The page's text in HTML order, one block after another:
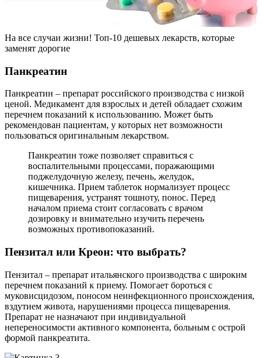
На все случаи жизни! Топ-10 дешевых лекарств, которые
заменят дорогие
Панкреатин
Панкреатин – препарат российского производства с низкой
ценой. Медикамент для взрослых и детей обладает схожим
перечнем показаний к использованию. Может быть
рекомендован пациентам, у которых нет возможности
пользоваться оригинальным лекарством.
Панкреатин тоже позволяет справиться с
воспалительными процессами, поражающими
поджелудочную железу, печень, желудок,
кишечника. Прием таблеток нормализует процесс
пищеварения, устранят тошноту, понос. Перед
началом приема стоит согласовать с врачом
дозировку и внимательно изучить перечень
возможных противопоказаний.
Пензитал или Креон: что выбрать?
Пензитал – препарат итальянского производства с широким
перечнем показаний к приему. Помогает бороться с
муковисцидозом, поносом неинфекционного происхождения,
вздутием живота, нарушениями процесса пищеварения.
Препарат не назначают при индивидуальной
непереносимости активного компонента, больным с острой
формой панкреатита.